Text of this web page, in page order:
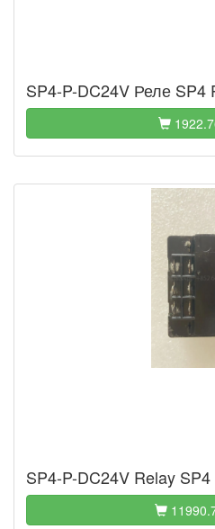
SP4-P-DC24V Реле SP4
SP4-P-DC24V Relay